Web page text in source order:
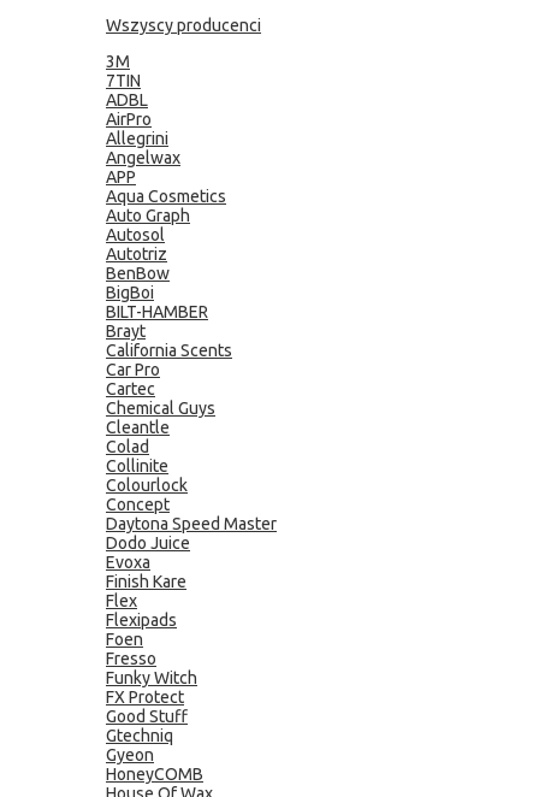
Wszyscy producenci
3M
7TIN
ADBL
AirPro
Allegrini
Angelwax
APP
Aqua Cosmetics
Auto Graph
Autosol
Autotriz
BenBow
BigBoi
BILT-HAMBER
Brayt
California Scents
Car Pro
Cartec
Chemical Guys
Cleantle
Colad
Collinite
Colourlock
Concept
Daytona Speed Master
Dodo Juice
Evoxa
Finish Kare
Flex
Flexipads
Foen
Fresso
Funky Witch
FX Protect
Good Stuff
Gtechniq
Gyeon
HoneyCOMB